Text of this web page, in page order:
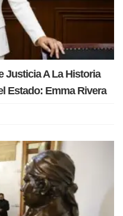
Justicia A La Historia
Estado: Emma Rivera